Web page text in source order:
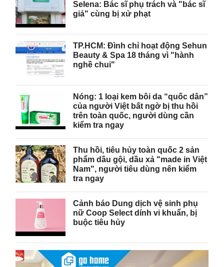
Selena: Bác sĩ phụ trách và "bác sĩ
giả" cùng bị xử phạt
TP.HCM: Đình chỉ hoạt động Sehun
Beauty & Spa 18 tháng vì "hành
nghề chui"
Nóng: 1 loại kem bôi da “quốc dân”
của người Việt bất ngờ bị thu hồi
trên toàn quốc, người dùng cần
kiểm tra ngay
Thu hồi, tiêu hủy toàn quốc 2 sản
phẩm dầu gội, dầu xả "made in Việt
Nam", người tiêu dùng nên kiểm
tra ngay
Cảnh báo Dung dịch vệ sinh phụ
nữ Coop Select dính vi khuẩn, bị
buộc tiêu hủy